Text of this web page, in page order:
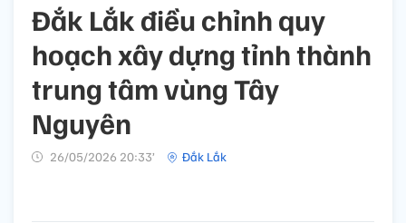
Đắk Lắk điều chỉnh quy
hoạch xây dựng tỉnh thành
trung tâm vùng Tây
Nguyên
26/05/2026 20:33’ Đắk Lắk